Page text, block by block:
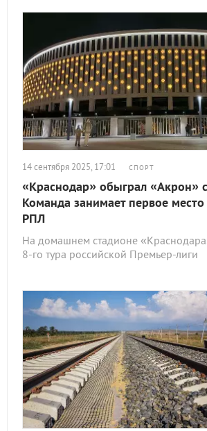
14 сентября 2025, 17:01 СПОРТ
«Краснодар» обыграл «Акрон»
Команда занимает первое
РПЛ
На домашнем стадионе
8-го тура российской Премьер-лиги